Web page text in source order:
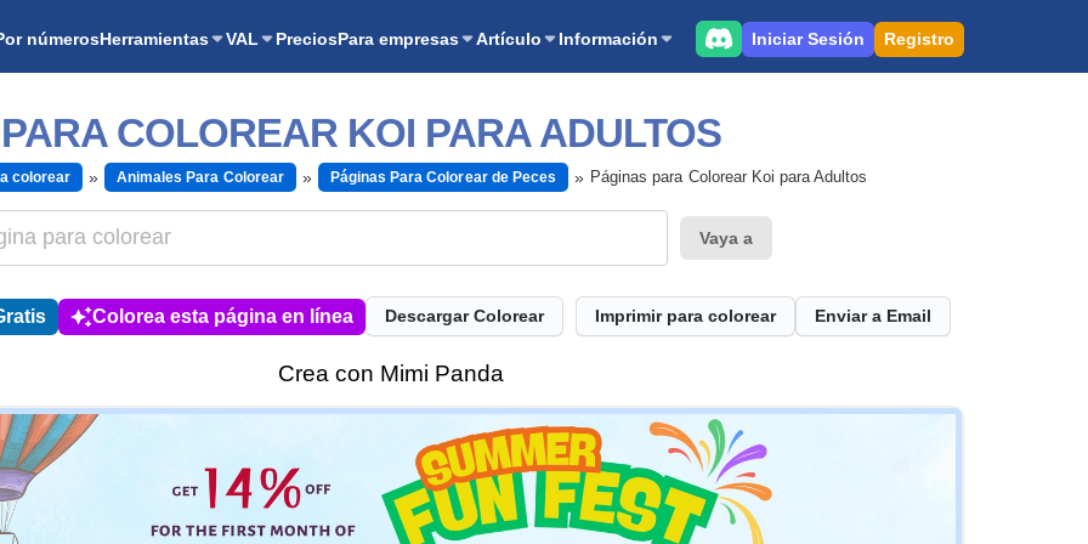
númerosHerramientas VAL PreciosPara empresas Artículo Información Iniciar Sesión Registro
COLOREAR KOI PARA ADULTOS
colorear Animales Para Colorear Páginas Para Colorear de Peces Páginas para Colorear Koi para Adultos
Vaya a
Colorea esta página en línea Descargar Colorear Imprimir para colorear Enviar a Email
Crea con Mimi Panda